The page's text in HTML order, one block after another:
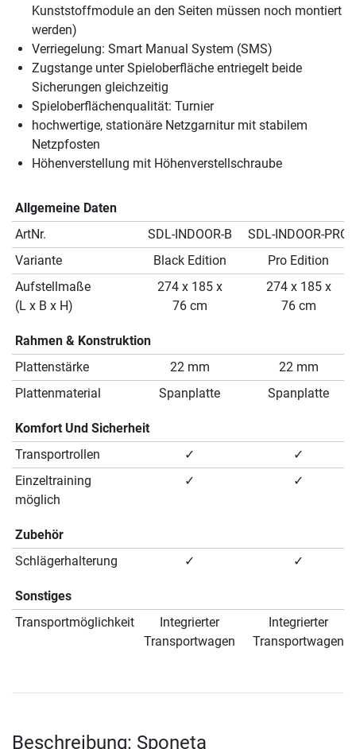
Kunststoffmodule an den Seiten müssen noch montiert
werden)
Verriegelung: Smart Manual System (SMS)
Zugstange unter Spieloberfläche entriegelt beide
Sicherungen gleichzeitig
Spieloberflächenqualität: Turnier
hochwertige, stationäre Netzgarnitur mit stabilem
Netzpfosten
Höhenverstellung mit Höhenverstellschraube
Allgemeine Daten
ArtNr.
SDL-INDOOR-B
SDL-INDOOR-PRO
Variante
Black Edition
Pro Edition
Aufstellmaße
(L x B x H)
274 x 185 x
76 cm
274 x 185 x
76 cm
Rahmen & Konstruktion
Plattenstärke
22 mm
22 mm
Plattenmaterial
Spanplatte Spanplatte
Komfort Und Sicherheit
Transportrollen
✓
✓
Einzeltraining
möglich
✓ ✓
Zubehör
Schlägerhalterung
✓ ✓
Sonstiges
Transportmöglichkeit
Integrierter
Transportwagen
Integrierter
Transportwagen
Beschreibung: Sponeta